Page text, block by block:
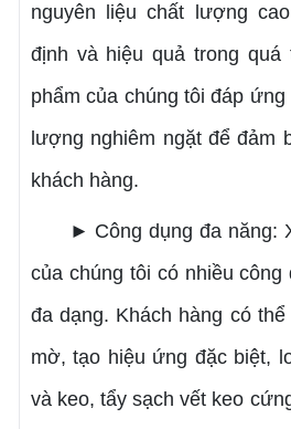
nguyên liệu chất lượng
định và hiệu quả trong quá
phẩm của chúng tôi đáp
lượng nghiêm ngặt để đảm
khách hàng.
► Công dụng đa năng:
của chúng tôi có nhiều công
đa dạng. Khách hàng có
mờ, tạo hiệu ứng đặc biệt,
và keo, tẩy sạch vết keo